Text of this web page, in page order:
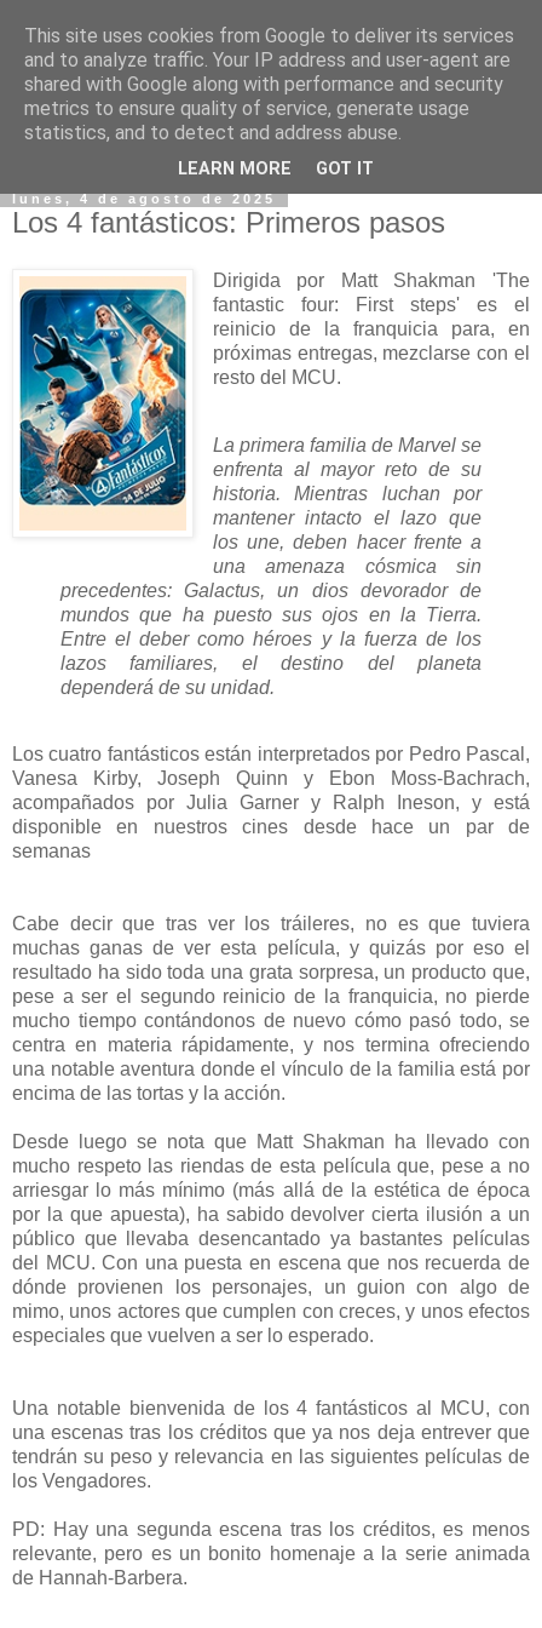
lunes, 4 de agosto de 2025
Los 4 fantásticos: Primeros pasos
Dirigida por Matt Shakman 'The
fantastic four: First steps' es el
reinicio de la franquicia para, en
próximas entregas, mezclarse con el
resto del MCU.
La primera familia de Marvel se
enfrenta al mayor reto de su
historia. Mientras luchan por
mantener intacto el lazo que
los une, deben hacer frente a
una amenaza cósmica sin
precedentes: Galactus, un dios devorador de
mundos que ha puesto sus ojos en la Tierra.
Entre el deber como héroes y la fuerza de los
lazos familiares, el destino del planeta
dependerá de su unidad.
Los cuatro fantásticos están interpretados por Pedro Pascal,
Vanesa Kirby, Joseph Quinn y Ebon Moss-Bachrach,
acompañados por Julia Garner y Ralph Ineson, y está
disponible en nuestros cines desde hace un par de
semanas
Cabe decir que tras ver los tráileres, no es que tuviera
muchas ganas de ver esta película, y quizás por eso el
resultado ha sido toda una grata sorpresa, un producto que,
pese a ser el segundo reinicio de la franquicia, no pierde
mucho tiempo contándonos de nuevo cómo pasó todo, se
centra en materia rápidamente, y nos termina ofreciendo
una notable aventura donde el vínculo de la familia está por
encima de las tortas y la acción.
Desde luego se nota que Matt Shakman ha llevado con
mucho respeto las riendas de esta película que, pese a no
arriesgar lo más mínimo (más allá de la estética de época
por la que apuesta), ha sabido devolver cierta ilusión a un
público que llevaba desencantado ya bastantes películas
del MCU. Con una puesta en escena que nos recuerda de
dónde provienen los personajes, un guion con algo de
mimo, unos actores que cumplen con creces, y unos efectos
especiales que vuelven a ser lo esperado.
Una notable bienvenida de los 4 fantásticos al MCU, con
una escenas tras los créditos que ya nos deja entrever que
tendrán su peso y relevancia en las siguientes películas de
los Vengadores.
PD: Hay una segunda escena tras los créditos, es menos
relevante, pero es un bonito homenaje a la serie animada
de Hannah-Barbera.
This site uses cookies from Google to deliver its services
and to analyze traffic. Your IP address and user-agent are
shared with Google along with performance and security
metrics to ensure quality of service, generate usage
statistics, and to detect and address abuse.
LEARN MORE GOT IT